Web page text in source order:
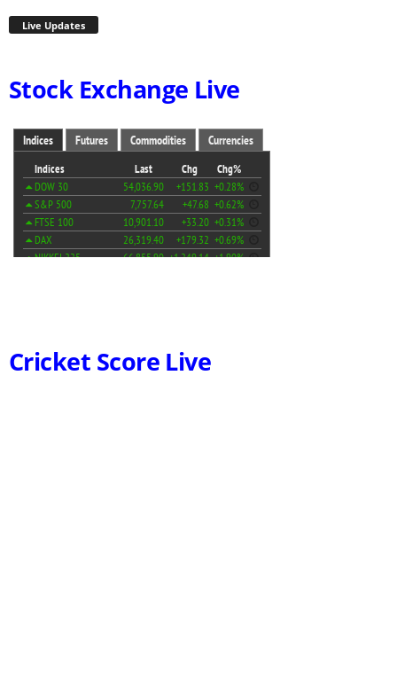
Live Updates
Stock Exchange Live
Cricket Score Live